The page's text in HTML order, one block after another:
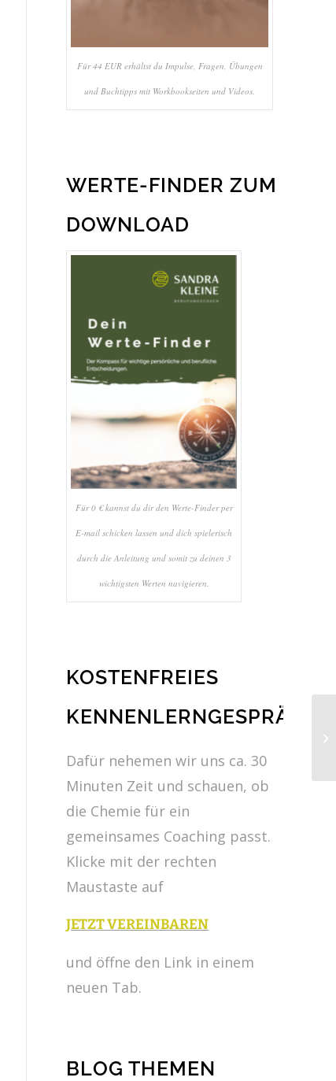
Für 44 EUR erhältst du Impulse, Fragen, Übungen
und Buchtipps mit Workbookseiten und Videos.
WERTE-FINDER ZUM
DOWNLOAD
Für 0 € kannst du dir den Werte-Finder per
E-mail schicken lassen und dich spielerisch
durch die Anleitung und somit zu deinen 3
wichtigsten Werten navigieren.
KOSTENFREIES
KENNENLERNGESPRÄCH
Dafür nehemen wir uns ca. 30
Minuten Zeit und schauen, ob
die Chemie für ein
gemeinsames Coaching passt.
Klicke mit der rechten
Maustaste auf
JETZT VEREINBAREN
und öffne den Link in einem
neuen Tab.
BLOG THEMEN